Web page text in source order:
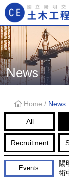
:::
Main Navigation
News
::: Home / News
All
Recruitment
Events
陽
術